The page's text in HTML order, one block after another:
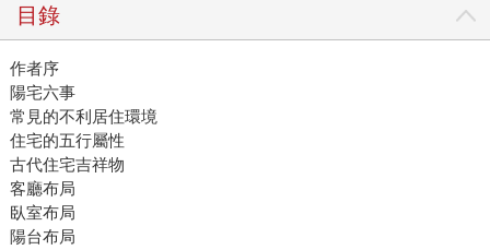
目錄
作者序
陽宅六事
常見的不利居住環境
住宅的五行屬性
古代住宅吉祥物
客廳布局
臥室布局
陽台布局